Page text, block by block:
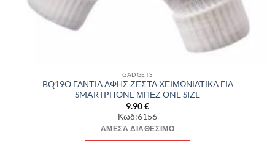
GADGETS
BQ19O ΓΑΝΤΙΑ ΑΦΗΣ ΖΕΣΤΑ ΧΕΙΜΩΝΙΑΤΙΚΑ ΓΙΑ
SMARTPHONE ΜΠΕΖ ONE SIZE
9.90€
Κωδ:6156
ΆΜΕΣΑ ΔΙΑΘΈΣΙΜΟ